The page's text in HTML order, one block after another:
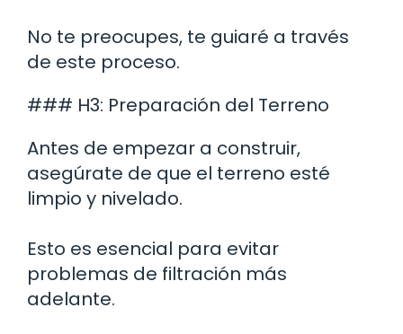
No te preocupes, te guiaré a través
de este proceso.
### H3: Preparación del Terreno
Antes de empezar a construir,
asegúrate de que el terreno esté
limpio y nivelado.
Esto es esencial para evitar
problemas de filtración más
adelante.